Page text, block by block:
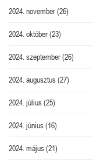
2024. november(26)
2024. október(23)
2024. szeptember(26)
2024. augusztus(27)
2024. július(25)
2024. június(16)
2024. május(21)